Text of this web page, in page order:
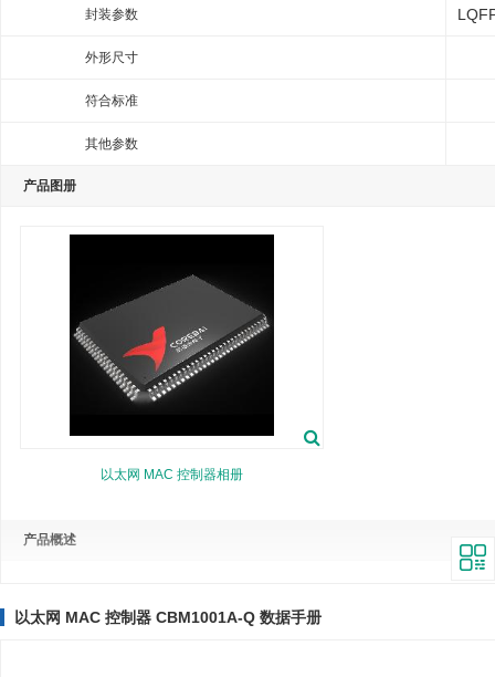
封装参数
外形尺寸
符合标准
其他参数
产品图册
以太网 MAC 控制器相册
产品概述
以太网 MAC 控制器 CBM1001A-Q 数据手册